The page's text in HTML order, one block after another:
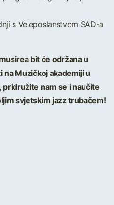
s Veleposlanstvom SAD-a
bit će održana u
na Muzičkoj akademiji u
pridružite nam se i naučite
svjetskim jazz trubačem!